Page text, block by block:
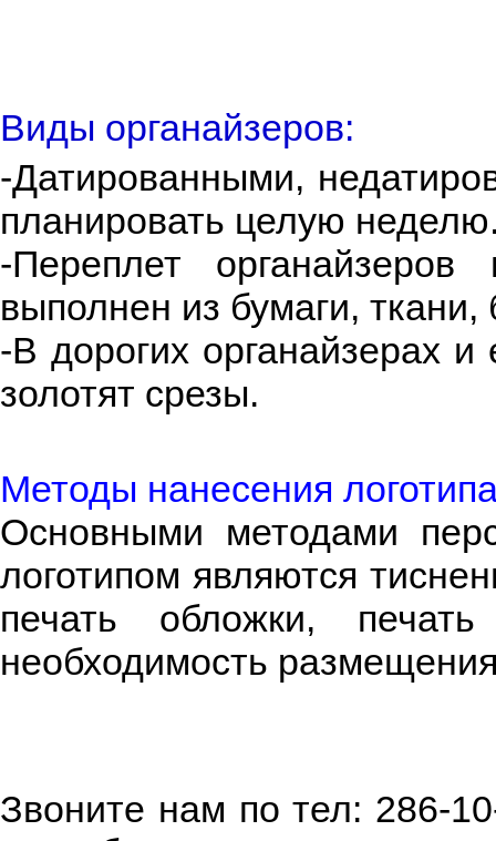
Виды органайзеров:
-Датированными,
планировать целую
-Переплет
выполнен из бумаги,
-В дорогих органайзерах
золотят срезы.
Методы нанесения
Основными методами
логотипом являются
печать обложки,
необходимость
Звоните нам по тел: 286-